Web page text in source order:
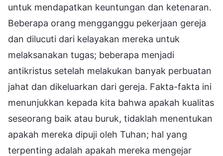
untuk mendapatkan keuntungan dan ketenaran.
Beberapa orang mengganggu pekerjaan gereja
dan dilucuti dari kelayakan mereka untuk
melaksanakan tugas; beberapa menjadi
antikristus setelah melakukan banyak perbuatan
jahat dan dikeluarkan dari gereja. Fakta-fakta ini
menunjukkan kepada kita bahwa apakah kualitas
seseorang baik atau buruk, tidaklah menentukan
apakah mereka dipuji oleh Tuhan; hal yang
terpenting adalah apakah mereka mengejar